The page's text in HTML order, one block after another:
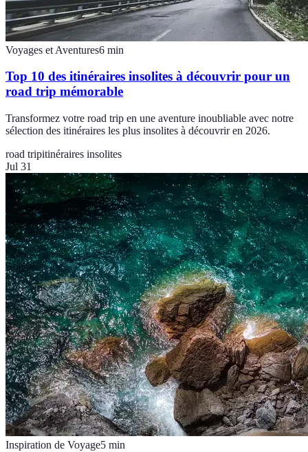
Voyages et Aventures6 min
Top 10 des itinéraires insolites à découvrir pour un
road trip mémorable
Transformez votre road trip en une aventure inoubliable avec notre
sélection des itinéraires les plus insolites à découvrir en 2026.
road tripitinéraires insolites
Jul 31
Inspiration de Voyage5 min